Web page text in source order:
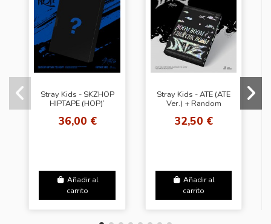
Stray Kids - SKZHOP
HIPTAPE (HOP)’
Random Photocard
36,00 €
Añadir al
carrito
Stray Kids - ATE (ATE
Ver.) + Random
SHOP)
32,50 €
Añadir al
carrito